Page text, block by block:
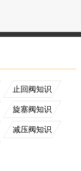
止回阀知识
旋塞阀知识
减压阀知识